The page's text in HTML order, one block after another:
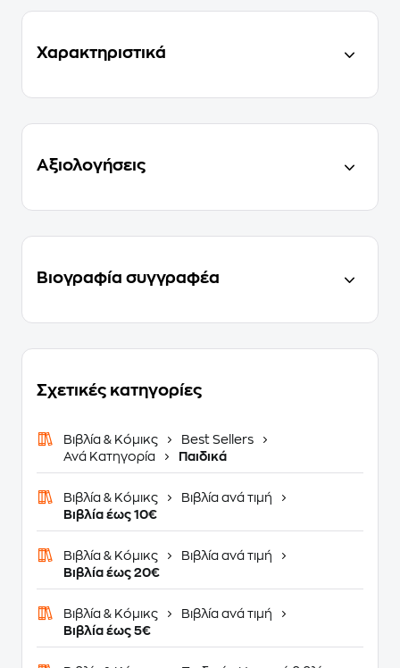
Χαρακτηριστικά
Αξιολογήσεις
Βιογραφία συγγραφέα
Σχετικές κατηγορίες
Βιβλία & Κόμικς
Best Sellers
Ανά Κατηγορία
Παιδικά
Βιβλία & Κόμικς
Βιβλία ανά τιμή
Βιβλία έως 10€
Βιβλία & Κόμικς
Βιβλία ανά τιμή
Βιβλία έως 20€
Βιβλία & Κόμικς
Βιβλία ανά τιμή
Βιβλία έως 5€